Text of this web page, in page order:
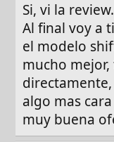
Si, vi la review.
Al final voy a
el modelo
mucho
algo mas
muy buena